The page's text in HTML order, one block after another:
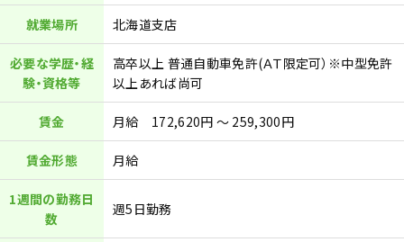
就業場所 北海道支店
必要な学歴・経
験・資格等
高卒以上 普通自動車免許(ＡＴ限定可）※中型免許
以上あれば尚可
賃金 月給 172,620円 ～ 259,300円
賃金形態 月給
1週間の勤務日
数
週5日勤務